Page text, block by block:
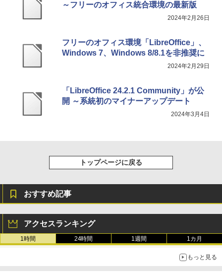
～フリーのオフィス統合環境の最新版
2024年2月26日
フリーのオフィス環境「LibreOffice」、
Windows 7、Windows 8/8.1を非推奨に
2024年2月29日
「LibreOffice 24.2.1 Community」が公
開 ～系統初のマイナーアップデート
2024年3月4日
トップページに戻る
おすすめ記事
アクセスランキング
1時間 24時間 1週間 1カ月
もっと見る